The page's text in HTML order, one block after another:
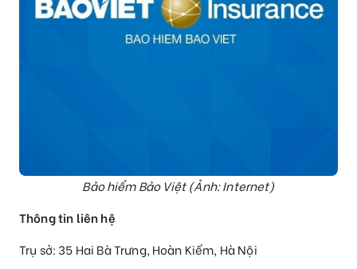
Bảo hiểm Bảo Việt (Ảnh: Internet)
Thông tin liên hệ
Trụ sở: 35 Hai Bà Trưng, Hoàn Kiếm, Hà Nội